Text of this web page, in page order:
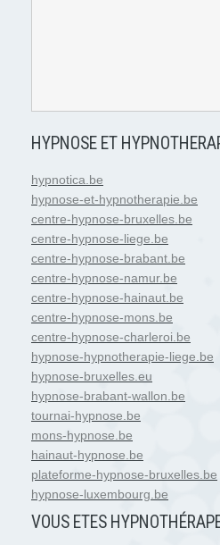
HYPNOSE ET
hypnotica.be
hypnose-et-hypnotherapie.be
centre-hypnose-bruxelles.be
centre-hypnose-liege.be
centre-hypnose-brabant.be
centre-hypnose-namur.be
centre-hypnose-hainaut.be
centre-hypnose-mons.be
centre-hypnose-charleroi.be
hypnose-hypnotherapie-liege.be
hypnose-bruxelles.eu
hypnose-brabant-wallon.be
tournai-hypnose.be
mons-hypnose.be
hainaut-hypnose.be
plateforme-hypnose-bruxelles.be
hypnose-luxembourg.be
VOUS ETES HYPNOTH É